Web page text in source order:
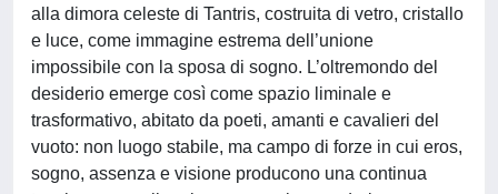
alla dimora celeste di Tantris, costruita di vetro, cristallo
e luce, come immagine estrema dell’unione
impossibile con la sposa di sogno. L’oltremondo del
desiderio emerge così come spazio liminale e
trasformativo, abitato da poeti, amanti e cavalieri del
vuoto: non luogo stabile, ma campo di forze in cui eros,
sogno, assenza e visione producono una continua